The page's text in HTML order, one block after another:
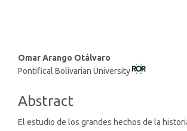
Main
Article
Omar Arango Otálvaro
Pontifical Bolivarian University
Abstract
El estudio de los grandes hechos de la